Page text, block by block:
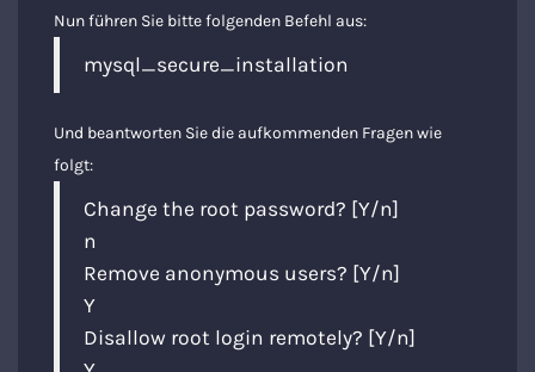
Nun führen Sie bitte folgenden Befehl aus:
mysql_secure_installation
Und beantworten Sie die aufkommenden Fragen wie
folgt:
Change the root password? [Y/n]
n
Remove anonymous users? [Y/n]
Y
Disallow root login remotely? [Y/n]